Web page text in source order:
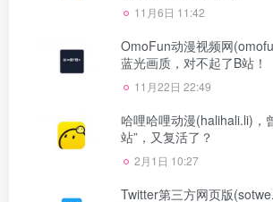
11月6日 11:42
OmoFun动漫视频网
蓝光画质，对不起了B站！
11月22日 22:49
哈哩哈哩动漫(halihali.li)，
站”，又复活了？
2月1日 10:27
Twitter第三方网页版